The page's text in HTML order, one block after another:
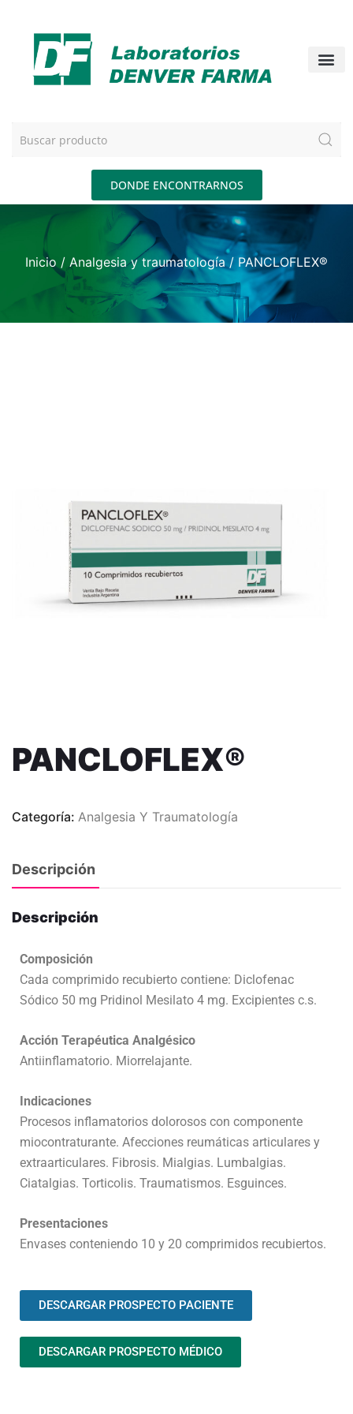
DONDE ENCONTRARNOS
Inicio / Analgesia y traumatología/ PANCLOFLEX®
PANCLOFLEX®
Categoría: Analgesia Y Traumatología
Descripción
Descripción
Composición
Cada comprimido recubierto contiene: Diclofenac
Sódico 50 mg Pridinol Mesilato 4 mg. Excipientes c.s.
Acción Terapéutica Analgésico
Antiinflamatorio. Miorrelajante.
Indicaciones
Procesos inflamatorios dolorosos con componente
miocontraturante. Afecciones reumáticas articulares y
extraarticulares. Fibrosis. Mialgias. Lumbalgias.
Ciatalgias. Torticolis. Traumatismos. Esguinces.
Presentaciones
Envases conteniendo 10 y 20 comprimidos recubiertos.
DESCARGAR PROSPECTO PACIENTE
DESCARGAR PROSPECTO MÉDICO